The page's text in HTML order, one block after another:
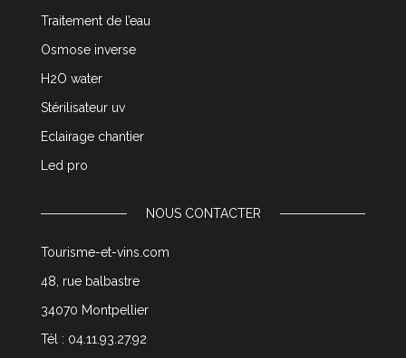
Traitement de l’eau
Osmose inverse
H2O water
Stérilisateur uv
Eclairage chantier
Led pro
NOUS CONTACTER
Tourisme-et-vins.com
48, rue balbastre
34070 Montpellier
Tél : 04.11.93.27.92